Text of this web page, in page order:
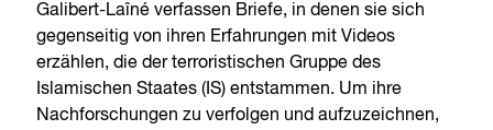
Galibert-Laîné verfassen Briefe, in denen sie sich
gegenseitig von ihren Erfahrungen mit Videos
erzählen, die der terroristischen Gruppe des
Islamischen Staates (IS) entstammen. Um ihre
Nachforschungen zu verfolgen und aufzuzeichnen,